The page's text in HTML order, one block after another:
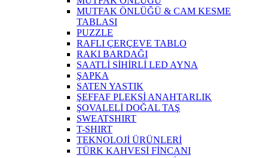
MUTFAK ÖNLÜĞÜ & CAM KESME
TABLASI
PUZZLE
RAFLI ÇERÇEVE TABLO
RAKI BARDAĞI
SAATLİ SİHİRLİ LED AYNA
ŞAPKA
SATEN YASTIK
ŞEFFAF PLEKSİ ANAHTARLIK
ŞOVALELİ DOĞAL TAŞ
SWEATSHIRT
T-SHIRT
TEKNOLOJİ ÜRÜNLERİ
TÜRK KAHVESİ FİNCANI